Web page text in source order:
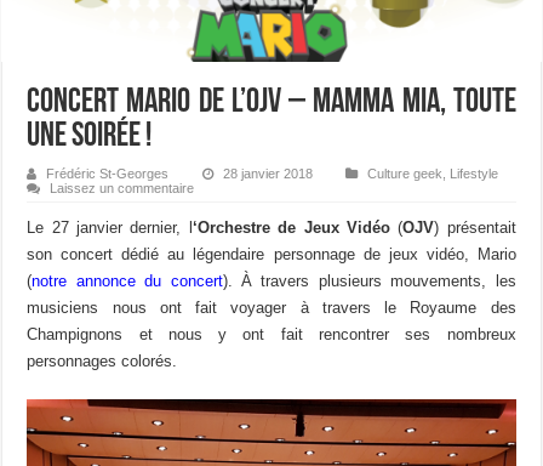
Concert Mario de l’OJV – Mamma mia, toute
une soirée !
Frédéric St-Georges 28 janvier 2018 Culture geek
Lifestyle
Laissez un commentaire
Le 27 janvier dernier, l ‘Orchestre de Jeux Vidéo(OJV) présentait
son concert dédié au légendaire personnage de jeux vidéo, Mario
(notre annonce du concert). À travers plusieurs mouvements, les
musiciens nous ont fait voyager à travers le Royaume des
Champignons et nous y ont fait rencontrer ses nombreux
personnages colorés.